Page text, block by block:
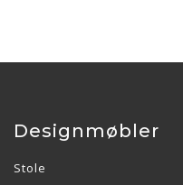
Designmøbler
Stole